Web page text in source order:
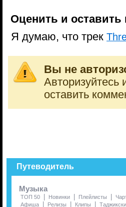
Оценить и оставить
Я думаю, что трек
Вы не
Авторизуйтесь
оставить
Путеводитель
Музыка
ТОП 50 | Новинки | Плейлисты |
Афиша | Релизы | Клипы |